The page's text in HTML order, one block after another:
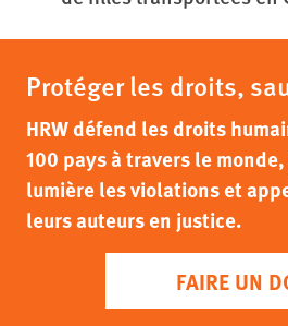
Protéger les droits,
HRW défend les droits
100 pays à travers le
lumière les violations et
leurs auteurs en justice.
FAIRE UN